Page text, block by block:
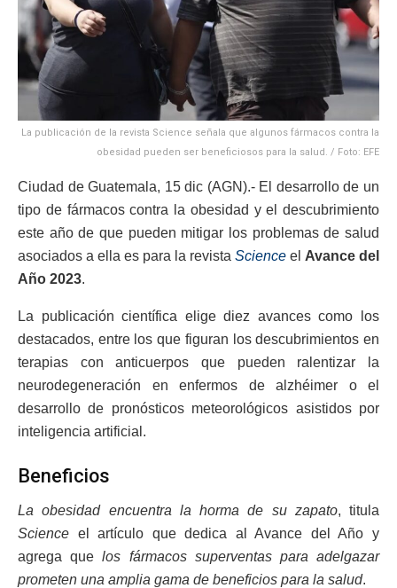
La publicación de la revista Science señala que algunos fármacos contra la
obesidad pueden ser beneficiosos para la salud. / Foto: EFE
Ciudad de Guatemala, 15 dic (AGN).- El desarrollo de un
tipo de fármacos contra la obesidad y el descubrimiento
este año de que pueden mitigar los problemas de salud
asociados a ella es para la revista Science el Avance del
Año 2023.
La publicación científica elige diez avances como los
destacados, entre los que figuran los descubrimientos en
terapias con anticuerpos que pueden ralentizar la
neurodegeneración en enfermos de alzhéimer o el
desarrollo de pronósticos meteorológicos asistidos por
inteligencia artificial.
Beneficios
La obesidad encuentra la horma de su zapato, titula
Science el artículo que dedica al Avance del Año y
agrega quelos fármacos superventas para adelgazar
prometen una amplia gama de beneficios para la salud.